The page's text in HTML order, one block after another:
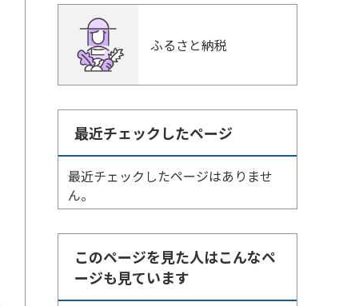
ふるさと納税
最近チェックしたページ
最近チェックしたページはありませ
ん。
このページを見た人はこんなペ
ージも見ています